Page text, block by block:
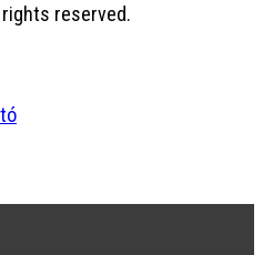
rights reserved.